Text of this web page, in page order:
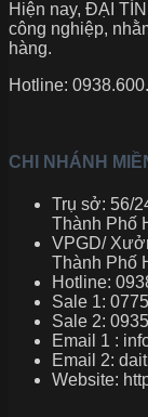
Hiện nay, ĐẠI
công nghiệp,
hàng.
Hotline:
CHI NHÁNH
Trụ sở: 56/
Thành Phố
VPGD/
Thành Phố
Hotline:
Sale 1:
Sale 2:
Email 1 :
Email 2:
Website: